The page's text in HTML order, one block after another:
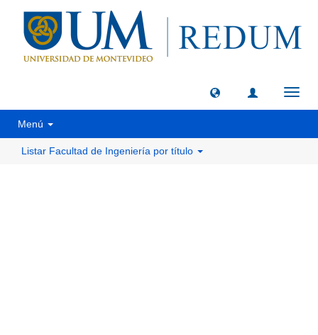
Menú
Listar Facultad de Ingeniería por título